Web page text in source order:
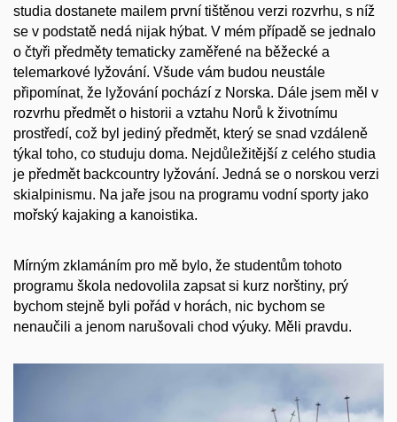
studia dostanete mailem první tištěnou verzi rozvrhu, s níž
se v podstatě nedá nijak hýbat. V mém případě se jednalo
o čtyři předměty tematicky zaměřené na běžecké a
telemarkové lyžování. Všude vám budou neustále
připomínat, že lyžování pochází z Norska. Dále jsem měl v
rozvrhu předmět o historii a vztahu Norů k životnímu
prostředí, což byl jediný předmět, který se snad vzdáleně
týkal toho, co studuju doma. Nejdůležitější z celého studia
je předmět backcountry lyžování. Jedná se o norskou verzi
skialpinismu. Na jaře jsou na programu vodní sporty jako
mořský kajaking a kanoistika.
Mírným zklamáním pro mě bylo, že studentům tohoto
programu škola nedovolila zapsat si kurz norštiny, prý
bychom stejně byli pořád v horách, nic bychom se
nenaučili a jenom narušovali chod výuky. Měli pravdu.